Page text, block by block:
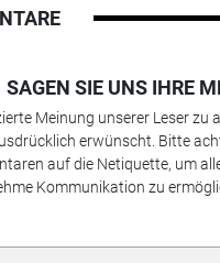
SAGEN SIE UNS IHRE
Meinung unserer Leser zu
erwünscht. Bitte
auf die Netiquette, um
Kommunikation zu